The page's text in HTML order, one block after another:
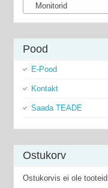
Monitorid
Pood
E-Pood
Kontakt
Saada TEADE
Ostukorv
Ostukorvis ei ole tooteid.